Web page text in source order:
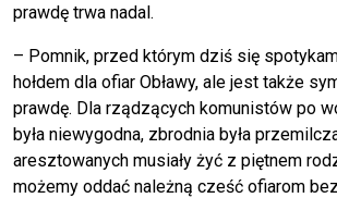
prawdę trwa nadal.
– Pomnik, przed którym dziś się
hołdem dla ofiar Obławy, ale jest także
prawdę. Dla rządzących komunistów po
była niewygodna, zbrodnia była
aresztowanych musiały żyć z piętnem
możemy oddać należną cześć ofiarom